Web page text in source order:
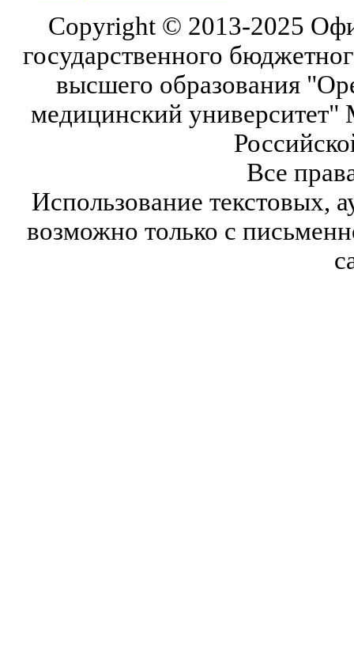
Copyright © 2013-2025
государственного
высшего образования
медицинский университет"
Все
Использование текстовых,
возможно только с